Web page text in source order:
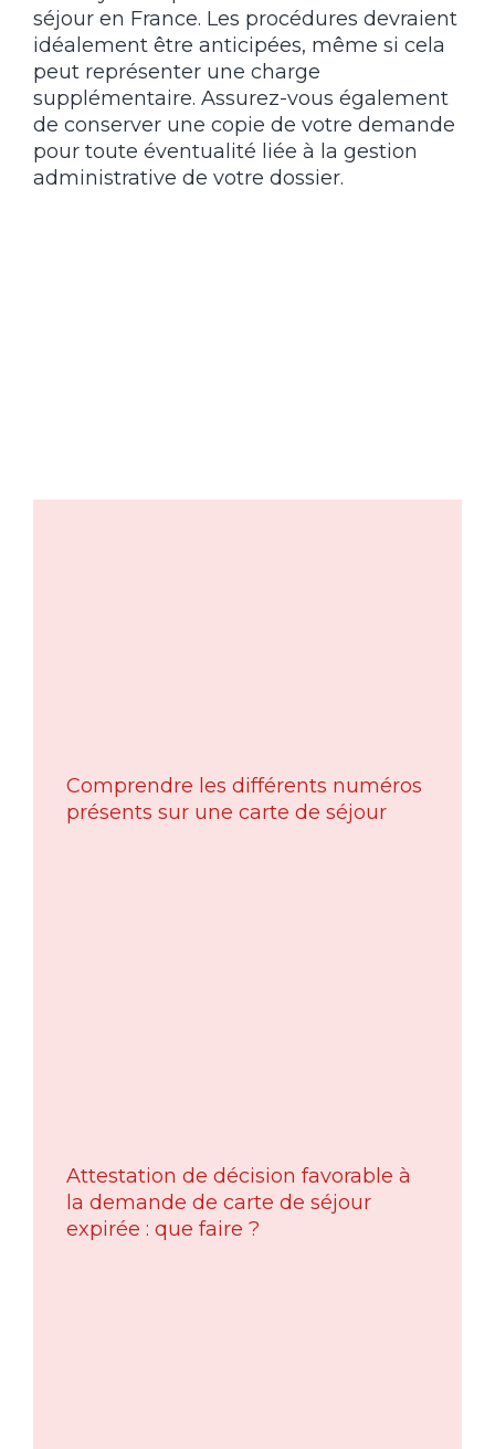
séjour en France. Les procédures devraient
idéalement être anticipées, même si cela
peut représenter une charge
supplémentaire. Assurez-vous également
de conserver une copie de votre demande
pour toute éventualité liée à la gestion
administrative de votre dossier.
Comprendre les différents numéros
présents sur une carte de séjour
Attestation de décision favorable à
la demande de carte de séjour
expirée : que faire ?